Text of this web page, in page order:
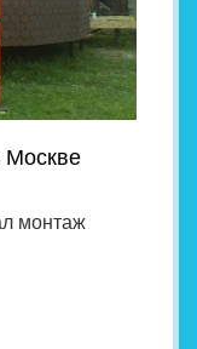
Москве
монтаж